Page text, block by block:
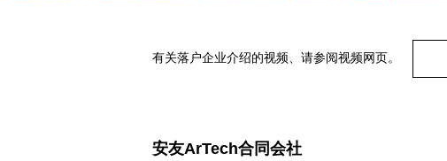
有关落户企业介绍的视频、请参阅视频网页。
安友ArTech合同会社